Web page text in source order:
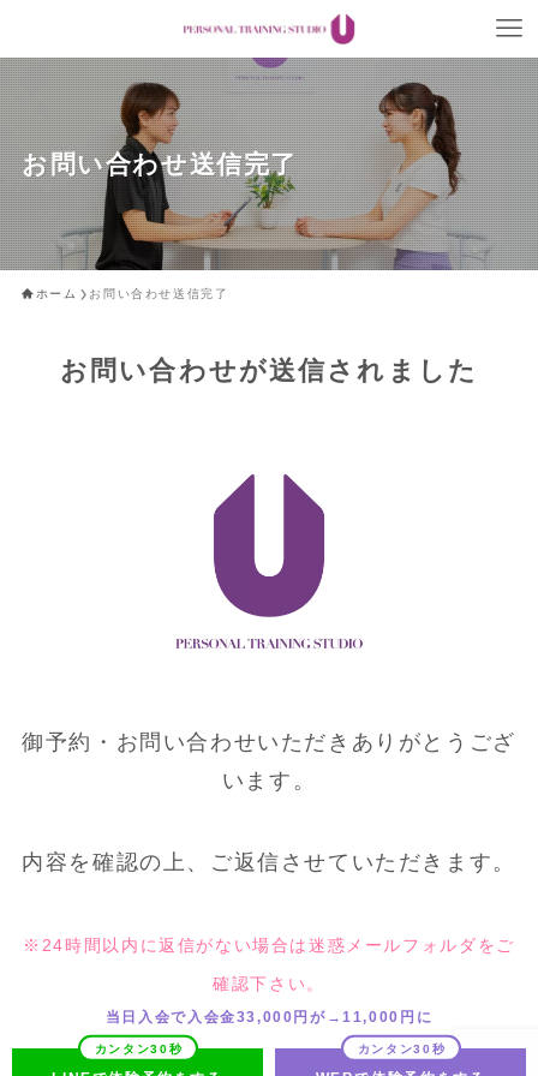
お問い合わせ送信完了
ホーム お問い合わせ送信完了
お問い合わせが送信されました
御予約・お問い合わせいただきありがとうござ
います。
内容を確認の上、ご返信させていただきます。
※24時間以内に返信がない場合は迷惑メールフォルダをご
確認下さい。
当日入会で入会金33,000円が→11,000円に